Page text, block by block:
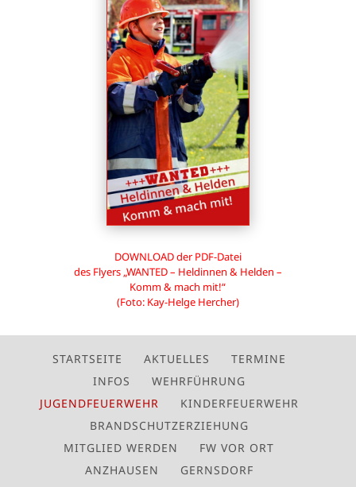
DOWNLOAD der PDF-Datei
des Flyers „WANTED – Heldinnen & Helden –
Komm & mach mit!“
(Foto: Kay-Helge Hercher)
STARTSEITE AKTUELLES
TERMINE
INFOS
WEHRFÜHRUNG
JUGENDFEUERWEHR
KINDERFEUERWEHR
BRANDSCHUTZERZIEHUNG
MITGLIED WERDEN
FW VOR ORT
ANZHAUSEN
GERNSDORF